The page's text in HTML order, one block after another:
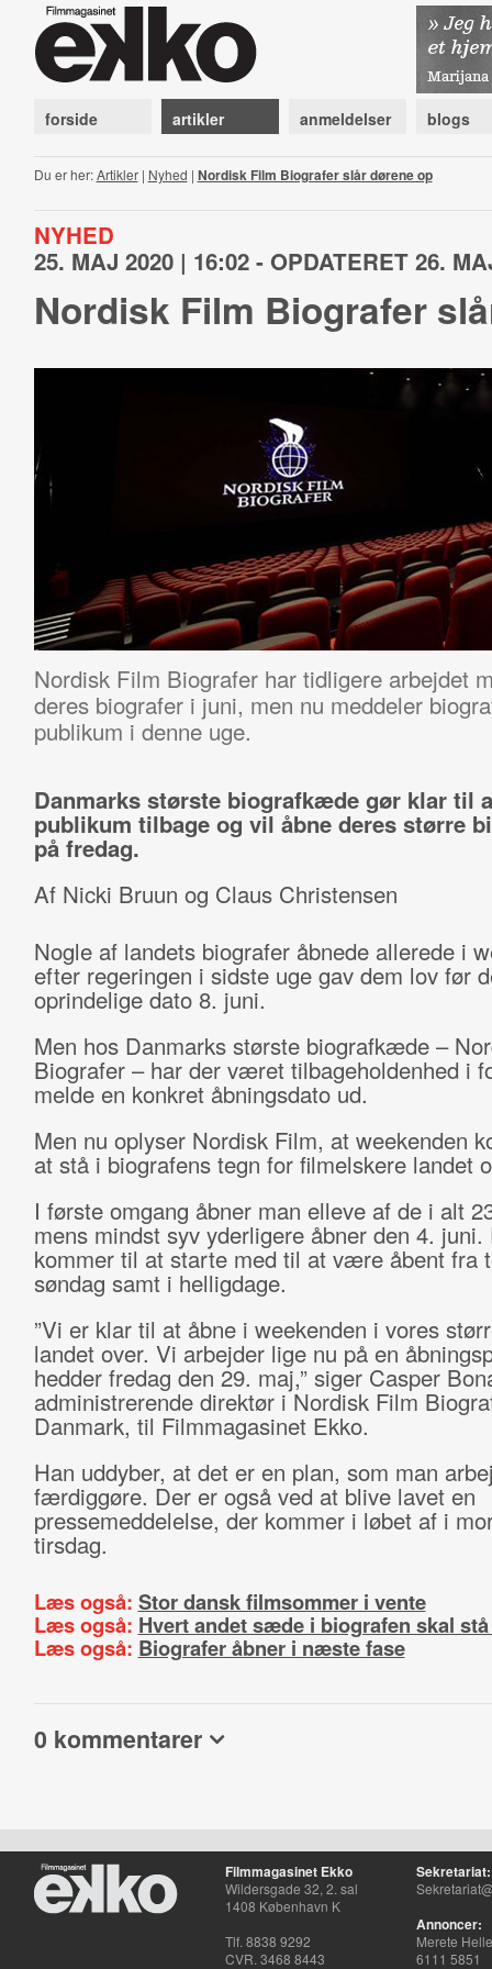
forside artikler anmeldelser blogs
Du er her:Artikler| Nyhed | Nordisk Film Biografer slår dørene op
NYHED
25. MAJ 2020 | 16:02 - OPDATERET 26.
Nordisk Film Biografer
Nordisk Film Biografer har tidligere arbejdet
deres biografer i juni, men nu meddeler
publikum i denne uge.
Danmarks største biografkæde gør klar til
publikum tilbage og vil åbne deres større
på fredag.
Af Nicki Bruun og Claus Christensen
Nogle af landets biografer åbnede allerede i
efter regeringen i sidste uge gav dem lov før
oprindelige dato 8. juni.
Men hos Danmarks største biografkæde –
Biografer – har der været tilbageholdenhed i
melde en konkret åbningsdato ud.
Men nu oplyser Nordisk Film, at weekenden
at stå i biografens tegn for filmelskere landet
I første omgang åbner man elleve af de i alt
mens mindst syv yderligere åbner den 4. juni.
kommer til at starte med til at være åbent fra
søndag samt i helligdage.
”Vi er klar til at åbne i weekenden i vores
landet over. Vi arbejder lige nu på en
hedder fredag den 29. maj,” siger Casper
administrerende direktør i Nordisk Film
Danmark, til Filmmagasinet Ekko.
Han uddyber, at det er en plan, som man
færdiggøre. Der er også ved at blive lavet en
pressemeddelelse, der kommer i løbet af i
tirsdag.
Læs også: Stor dansk filmsommer i vente
Læs også: Hvert andet sæde i biografen skal
Læs også: Biografer åbner i næste fase
0 kommentarer
Filmmagasinet Ekko
Wildersgade 32, 2. sal
1408 København K
Tlf. 8838 9292
CVR. 3468 8443
Sekretariat:
Annoncer:
Merete
6111 5851